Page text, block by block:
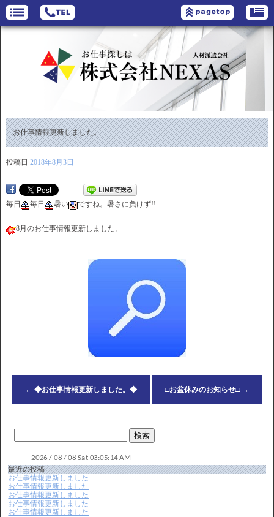
お仕事情報更新しました。
投稿日 2018年8月3日
毎日 毎日 暑い ですね。暑さに負けず!!
8月のお仕事情報更新しました。
← ◆お仕事情報更新しました。◆ □お盆休みのお知らせ□ →
最近の投稿
お仕事情報更新しました
お仕事情報更新しました
お仕事情報更新しました
お仕事情報更新しました
お仕事情報更新しました